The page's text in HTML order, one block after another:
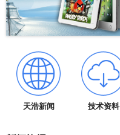
天浩新闻 技术资料
数据恢复
服务承诺
技术资料